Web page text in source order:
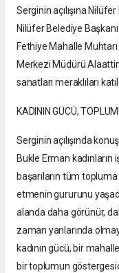
Serginin açılışına
Nilüfer Belediye
Fethiye Mahalle
Merkezi Müdürü
sanatları meraklıları
KADININ GÜCÜ,
Serginin açılışında
Bukle Erman
başarıların tüm
etmenin gururunu
alanda daha görünür,
zaman yanlarında
kadının gücü, bir
bir toplumun